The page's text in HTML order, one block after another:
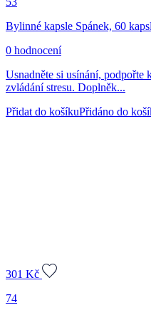
Bylinné kapsle Spánek, 60
0 hodnocení
Usnadněte si usínání, podpořte
zvládání stresu. Doplněk...
Přidat do košíkuPřidáno do
301 Kč
74